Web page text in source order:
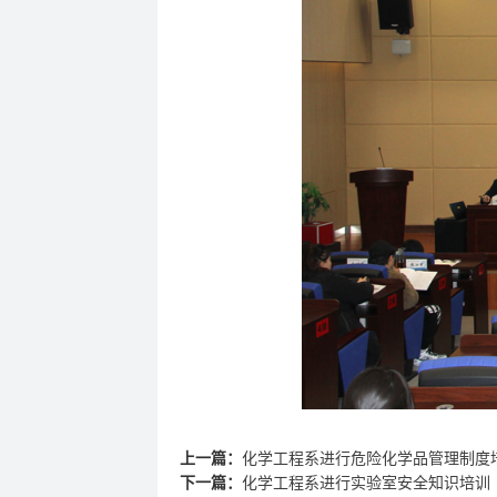
上一篇： 化学工程系进行危险化学品管理制度
下一篇： 化学工程系进行实验室安全知识培训